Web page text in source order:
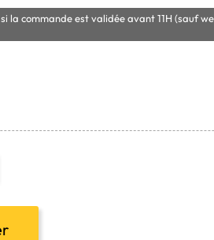
la commande est validée avant 11H (sauf